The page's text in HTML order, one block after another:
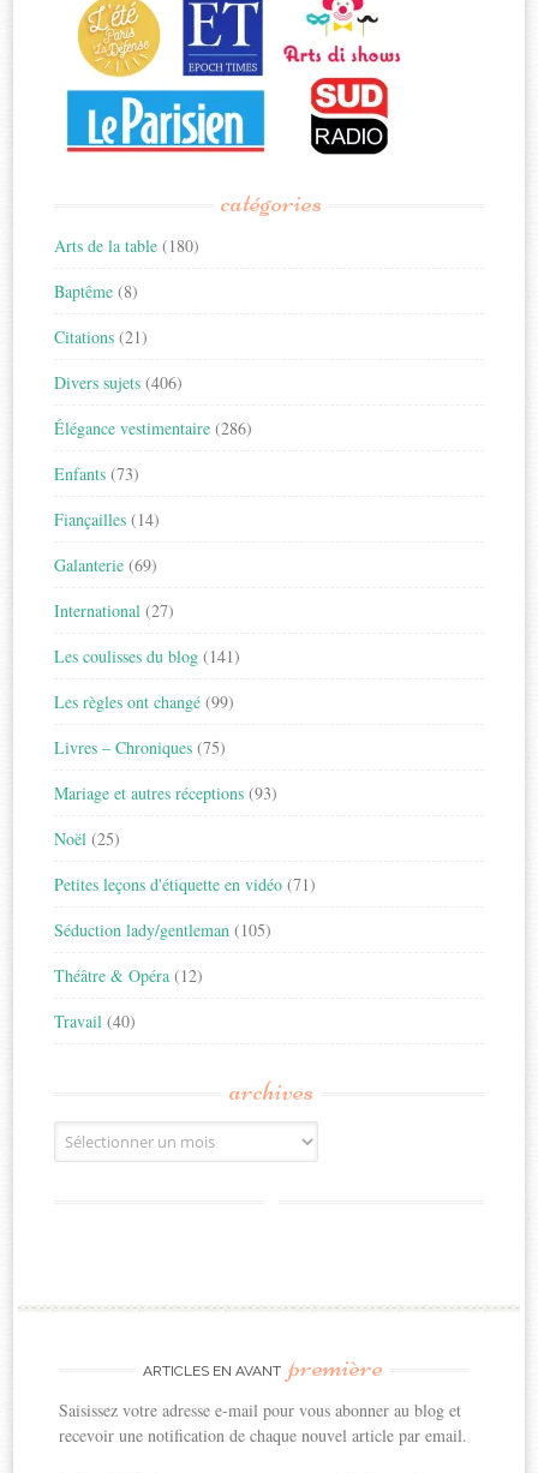
catégories
Arts de la table (180)
Baptême (8)
Citations (21)
Divers sujets (406)
Élégance vestimentaire (286)
Enfants (73)
Fiançailles (14)
Galanterie (69)
International (27)
Les coulisses du blog (141)
Les règles ont changé (99)
Livres – Chroniques (75)
Mariage et autres réceptions (93)
Noël (25)
Petites leçons d'étiquette en vidéo (71)
Séduction lady/gentleman (105)
Théâtre & Opéra (12)
Travail (40)
archives
Archives
ARTICLES EN AVANT première
Saisissez votre adresse e-mail pour vous abonner au blog et
recevoir une notification de chaque nouvel article par email.